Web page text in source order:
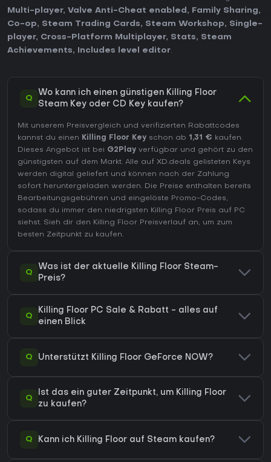
Multi-player, Valve Anti-Cheat enabled , Family Sharing,
Co-op, Steam Trading Cards, Steam Workshop, Single-
player, Cross-Platform Multiplayer, Stats, Steam
Achievements, Includes level editor.
Q
Wo kann ich einen günstigen Killing Floor
Steam Key oder CD Key kaufen?
Mit unserem Preisvergleich und verifizierten Rabattcodes
kannst du einen Killing Floor Key schon ab 1,31 € kaufen.
Dieses Angebot ist bei G2Play verfügbar und gehört zu den
günstigsten auf dem Markt. Alle auf XD.deals gelisteten Keys
werden digital geliefert und können nach der Zahlung
sofort heruntergeladen werden. Die Preise enthalten bereits
Bearbeitungsgebühren und eingelöste Promo-Codes,
sodass du immer den niedrigsten Killing Floor Preis auf PC
siehst. Sieh dir den Killing Floor Preisverlauf an, um zum
besten Zeitpunkt zu kaufen.
Q
Was ist der aktuelle Killing Floor Steam-
Preis?
Q
Killing Floor PC Sale & Rabatt - alles auf
einen Blick
Q Unterstützt Killing Floor GeForce NOW?
Q
Ist das ein guter Zeitpunkt, um Killing Floor
zu kaufen?
Q Kann ich Killing Floor auf Steam kaufen?